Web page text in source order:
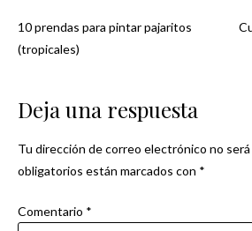
Navegación
10 prendas para pintar pajaritos
(tropicales)
Deja una respuesta
Tu dirección de correo electrónico no será
obligatorios están marcados con *
Comentario *